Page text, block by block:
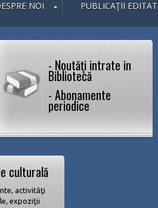
NOI PUBLICAŢII
- Noutăţi intrate in
Bibliotecă
- Abonamente
periodice
culturală
activităţi
expoziţii